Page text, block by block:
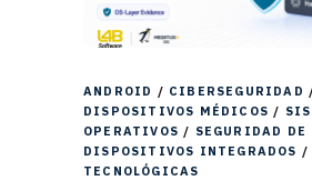
ANDROID / CIBERSEGURIDAD
DISPOSITIVOS MÉDICOS /
OPERATIVOS / SEGURIDAD DE
DISPOSITIVOS INTEGRADOS /
TECNOLÓGICAS